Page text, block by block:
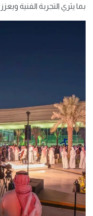
بما يثري التجربة الفنية